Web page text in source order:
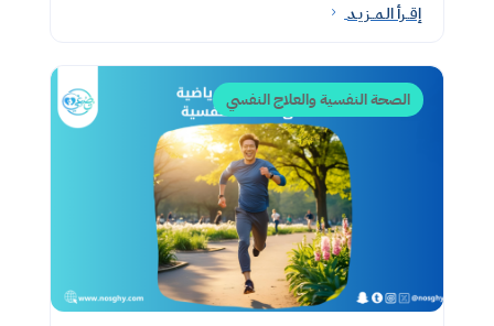
إقــرأ الـمــزيـد 5
الصحة النفسية والعلاج النفسي